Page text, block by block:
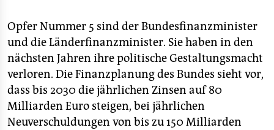
Opfer Nummer 5 sind der Bundesfinanzminister
und die Länderfinanzminister. Sie haben in den
nächsten Jahren ihre politische Gestaltungsmacht
verloren. Die Finanzplanung des Bundes sieht vor,
dass bis 2030 die jährlichen Zinsen auf 80
Milliarden Euro steigen, bei jährlichen
Neuverschuldungen von bis zu 150 Milliarden